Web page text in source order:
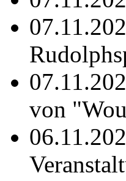
von